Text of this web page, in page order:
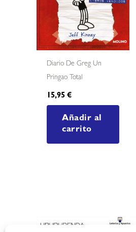
Diario De Greg Un
Pringao Total
15,95€
Añadir al
carrito